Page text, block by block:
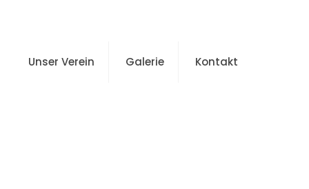
Unser Verein Galerie Kontakt